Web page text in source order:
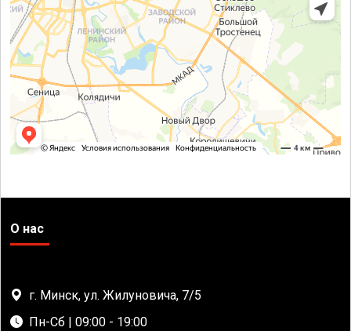
О нас
г. Минск, ул. Жилуновича, 7/5
Пн-Сб | 09:00 - 19:00